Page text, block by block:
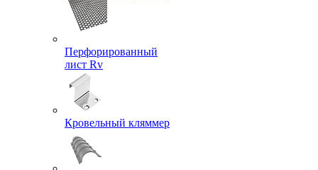
Перфорированный
лист Rv
Кровельный кляммер